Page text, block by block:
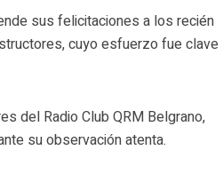
sus felicitaciones a los recién
cuyo esfuerzo fue clave
del Radio Club QRM Belgrano,
su observación atenta.